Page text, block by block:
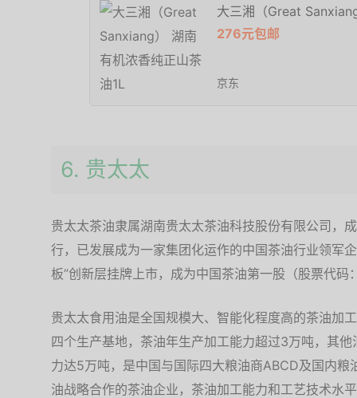
大三湘（Great
276元包邮
京东
6. 贵太太
贵太太茶油隶属湖南贵太太茶油科技股份有限公司，
行，已发展成为一家集团化运作的中国茶油行业领军
板”创新层挂牌上市，成为中国茶油第一股（股票代
贵太太食用油是全国规模大、智能化程度高的茶油加
四个生产基地，茶油年生产加工能力超过3万吨，其
力达5万吨，是中国与国际四大粮油商ABCD及国内
油战略合作的茶油企业，茶油加工能力和工艺技术水